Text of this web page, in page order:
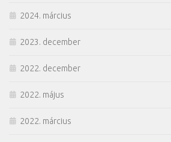
2024. március
2023. december
2022. december
2022. május
2022. március